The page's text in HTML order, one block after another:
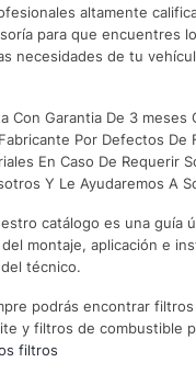
altamente
para que encuentres
necesidades de tu
Con Garantia De 3 meses
Por Defectos De
En Caso De Requerir
Y Le Ayudaremos A
catálogo es una guía
montaje, aplicación e
técnico.
podrás encontrar
y filtros de combustible
filtros